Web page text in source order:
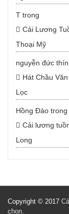
T trong
Cải Lương
Thoại Mỹ
nguyễn đức
Hát Chầu
Lọc
Hồng Đào trong
Cải lương
Long
Copyright © 2017
chọn.